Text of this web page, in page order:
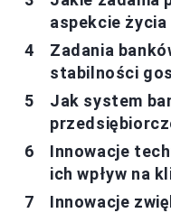
aspekcie
Zadania
stabilności
Jak system
Innowacje
ich wpływ na
Innowacje